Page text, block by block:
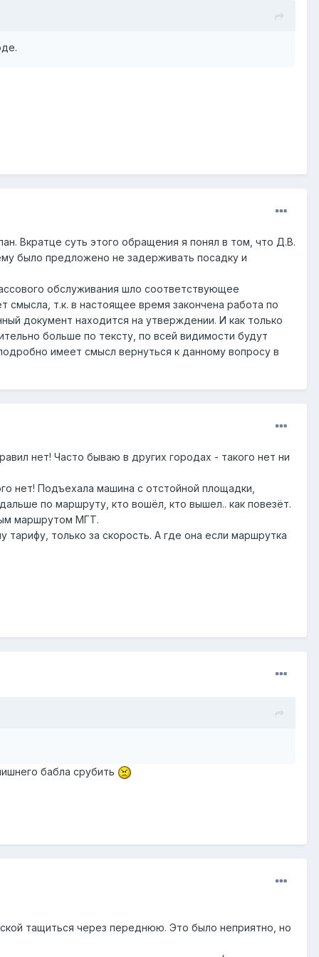
Вкратце суть этого обращения я понял в том, что Д.В.
было предложено не задерживать посадку и
обслуживания шло соответствующее
т.к. в настоящее время закончена работа по
документ находится на утверждении. И как только
больше по тексту, по всей видимости будут
имеет смысл вернуться к данному вопросу в
нет! Часто бываю в других городах - такого нет ни
нет! Подъехала машина с отстойной площадки,
по маршруту, кто вошёл, кто вышел.. как повезёт.
маршрутом МГТ.
только за скорость. А где она если маршрутка
бабла срубить
тащиться через переднюю. Это было неприятно, но